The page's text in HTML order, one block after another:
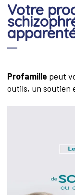
Votre
Profamille peut
outils, un soutien